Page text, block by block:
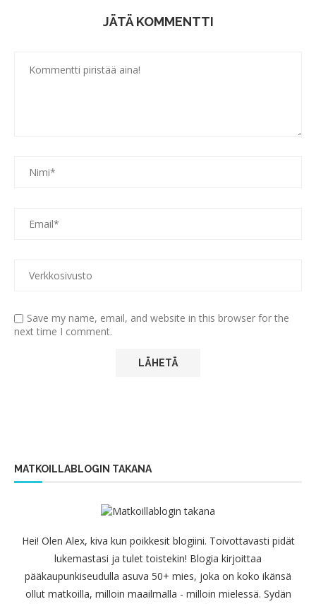
JÄTÄ KOMMENTTI
Save my name, email, and website in this browser for the
next time I comment.
MATKOILLABLOGIN TAKANA
Hei! Olen Alex, kiva kun poikkesit blogiini. Toivottavasti pidät
lukemastasi ja tulet toistekin! Blogia kirjoittaa
pääkaupunkiseudulla asuva 50+ mies, joka on koko ikänsä
ollut matkoilla, milloin maailmalla - milloin mielessä. Sydän